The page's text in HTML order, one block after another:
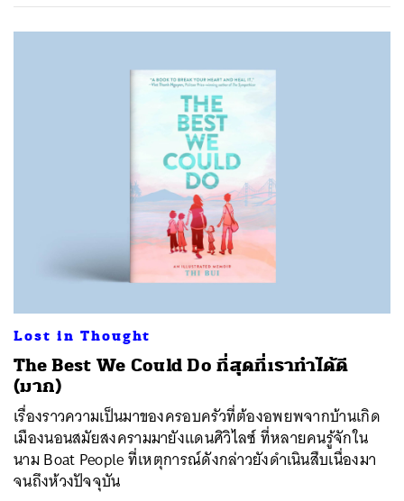
Lost in Thought
The Best We Could Do ที่สุดที่เราทำได้ดี
(มาก)
เรื่องราวความเป็นมาของครอบครัวที่ต้องอพยพจากบ้านเกิด
เมืองนอนสมัยสงครามมายังแดนศิวิไลซ์ ที่หลายคนรู้จักใน
นาม Boat People ที่เหตุการณ์ดังกล่าวยังดำเนินสืบเนื่องมา
จนถึงห้วงปัจจุบัน